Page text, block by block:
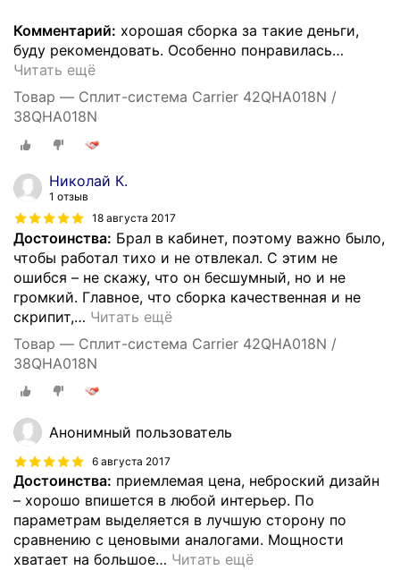
Комментарий: хорошая сборка за такие деньги,
буду рекомендовать. Особенно понравилась…
Читать ещё
Товар — Сплит-система Carrier 42QHA018N /
38QHA018N
Николай К.
1 отзыв
18 августа 2017
Достоинства: Брал в кабинет, поэтому важно было,
чтобы работал тихо и не отвлекал. С этим не
ошибся – не скажу, что он бесшумный, но и не
громкий. Главное, что сборка качественная и не
скрипит,… Читать ещё
Товар — Сплит-система Carrier 42QHA018N /
38QHA018N
Анонимный пользователь
6 августа 2017
Достоинства: приемлемая цена, неброский дизайн
– хорошо впишется в любой интерьер. По
параметрам выделяется в лучшую сторону по
сравнению с ценовыми аналогами. Мощности
хватает на большое… Читать ещё